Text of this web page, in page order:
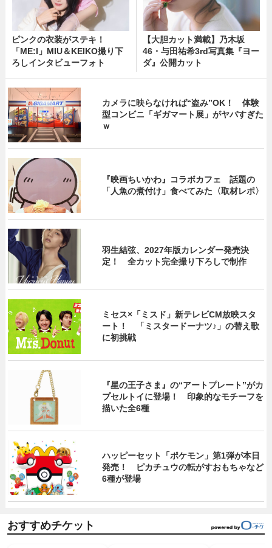
ピンクの衣装がステキ！
「ME:I」MIU＆KEIKO撮り下
ろしインタビューフォト
【大胆カット満載】乃木坂
46・与田祐希3rd写真集『ヨー
ダ』公開カット
カメラに映らなければ“盗み”OK！ 体験
型コンビニ「ギガマート展」がヤバすぎた
ｗ
『映画ちいかわ』コラボカフェ 話題の
「人魚の煮付け」食べてみた〈取材レポ〉
羽生結弦、2027年版カレンダー発売決
定！ 全カット完全撮り下ろしで制作
ミセス×「ミスド」新テレビCM放映スタ
ート！ 「ミスタードーナツ♪」の替え歌
に初挑戦
『星の王子さま』の“アートプレート”がカ
プセルトイに登場！ 印象的なモチーフを
描いた全6種
ハッピーセット「ポケモン」第1弾が本日
発売！ ピカチュウの転がすおもちゃなど
6種が登場
おすすめチケット